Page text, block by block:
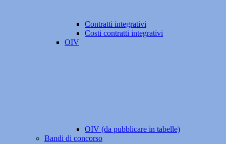
Contratti integrativi
Costi contratti integrativi
OIV
OIV (da pubblicare in tabelle)
Bandi di concorso